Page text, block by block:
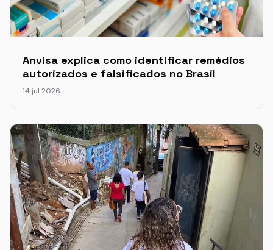
Anvisa explica como identificar remédios
autorizados e falsificados no Brasil
14 jul 2026